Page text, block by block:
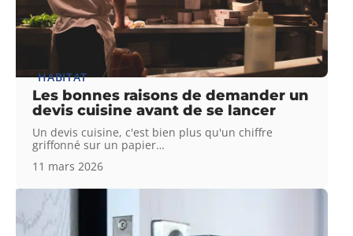
HABITAT
Les bonnes raisons de demander un
devis cuisine avant de se lancer
Un devis cuisine, c'est bien plus qu'un chiffre
griffonné sur un papier…
11 mars 2026